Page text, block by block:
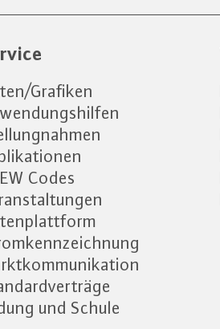
Grafiken
Codes
und Schule